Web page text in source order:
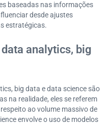
baseadas nas informações
desde ajustes
estratégicas.
analytics, big
big data e data science são
na realidade, eles se referem
ao volume massivo de
envolve o uso de modelos